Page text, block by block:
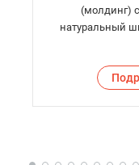
(молдинг)
натуральный